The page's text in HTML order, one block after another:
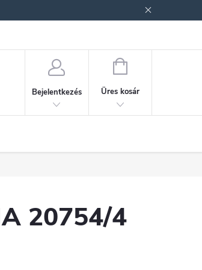
Bejelentkezés
KOSÁR
Üres kosár
20754/4